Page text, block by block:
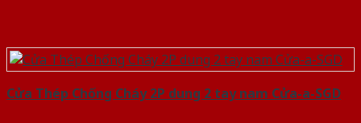
Cửa Thép Chống Cháy 2P dung 2 tay nam Cửa-a-SGD